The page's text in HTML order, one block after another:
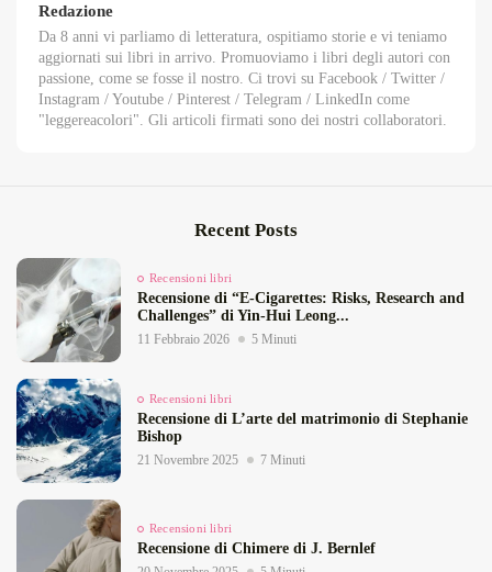
Redazione
Da 8 anni vi parliamo di letteratura, ospitiamo storie e vi teniamo
aggiornati sui libri in arrivo. Promuoviamo i libri degli autori con
passione, come se fosse il nostro. Ci trovi su Facebook / Twitter /
Instagram / Youtube / Pinterest / Telegram / LinkedIn come
"leggereacolori". Gli articoli firmati sono dei nostri collaboratori.
Recent Posts
Recensioni libri
Recensione di “E‑Cigarettes: Risks, Research and
Challenges” di Yin‑Hui Leong...
11 Febbraio 2026 5 Minuti
Recensioni libri
Recensione di L’arte del matrimonio di Stephanie
Bishop
21 Novembre 2025 7 Minuti
Recensioni libri
Recensione di Chimere di J. Bernlef